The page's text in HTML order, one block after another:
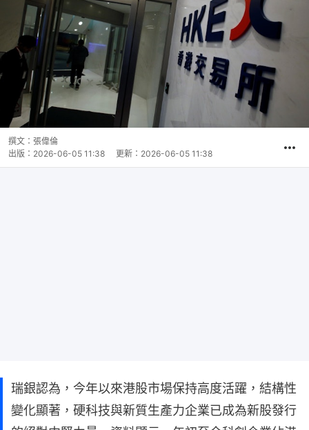
撰文： 張偉倫
出版： 2026-06-05 11:38 更新： 2026-06-05 11:38
瑞銀認為，今年以來港股市場保持高度活躍，結構性
變化顯著，硬科技與新質生產力企業已成為新股發行